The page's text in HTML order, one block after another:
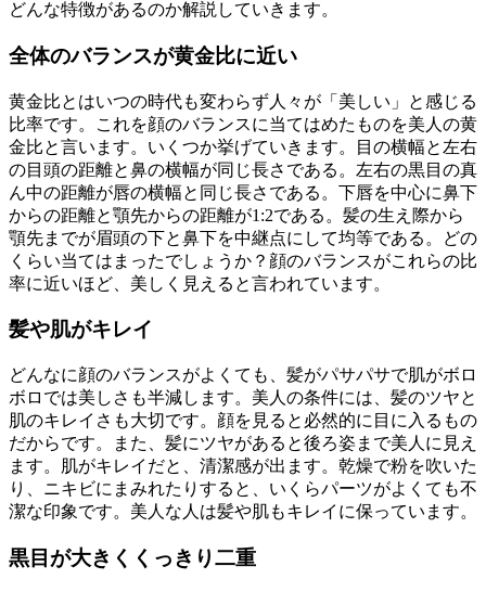
どんな特徴があるのか解説していきます。
全体のバランスが黄金比に近い
黄金比とはいつの時代も変わらず人々が「美しい」と感じる
比率です。これを顔のバランスに当てはめたものを美人の黄
金比と言います。いくつか挙げていきます。目の横幅と左右
の目頭の距離と鼻の横幅が同じ長さである。左右の黒目の真
ん中の距離が唇の横幅と同じ長さである。下唇を中心に鼻下
からの距離と顎先からの距離が1:2である。髪の生え際から
顎先までが眉頭の下と鼻下を中継点にして均等である。どの
くらい当てはまったでしょうか？顔のバランスがこれらの比
率に近いほど、美しく見えると言われています。
髪や肌がキレイ
どんなに顔のバランスがよくても、髪がパサパサで肌がボロ
ボロでは美しさも半減します。美人の条件には、髪のツヤと
肌のキレイさも大切です。顔を見ると必然的に目に入るもの
だからです。また、髪にツヤがあると後ろ姿まで美人に見え
ます。肌がキレイだと、清潔感が出ます。乾燥で粉を吹いた
り、ニキビにまみれたりすると、いくらパーツがよくても不
潔な印象です。美人な人は髪や肌もキレイに保っています。
黒目が大きくくっきり二重